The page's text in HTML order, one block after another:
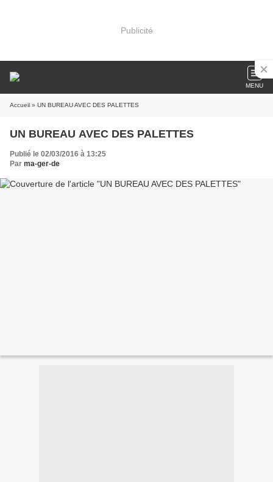
Publicité
MENU
Accueil » UN BUREAU AVEC DES PALETTES
UN BUREAU AVEC DES PALETTES
Publié le 02/03/2016 à 13:25
Par ma-ger-de